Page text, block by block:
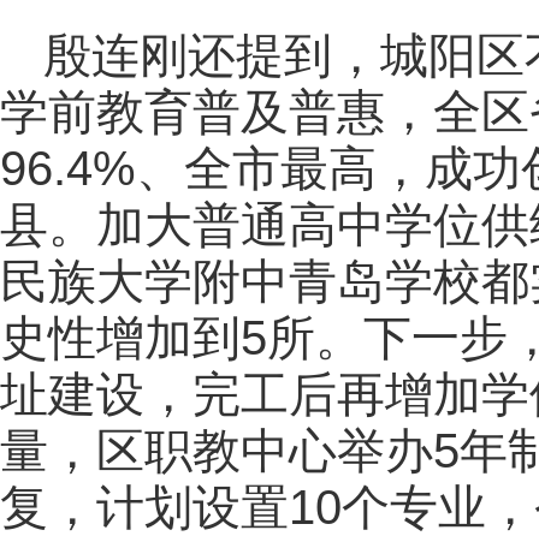
殷连刚还提到，城阳
学前教育普及普惠，全
96.4%、全市最高，成
县。加大普通高中学位
民族大学附中青岛学校
史性增加到5所。下一步
址建设，完工后再增加
量，区职教中心举办5年
复，计划设置10个专业